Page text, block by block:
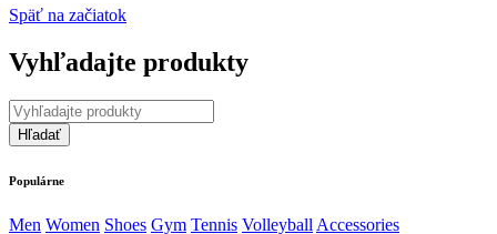
Späť na začiatok
Vyhľadajte produkty
Populárne
Men Women Shoes Gym Tennis Volleyball Accessories